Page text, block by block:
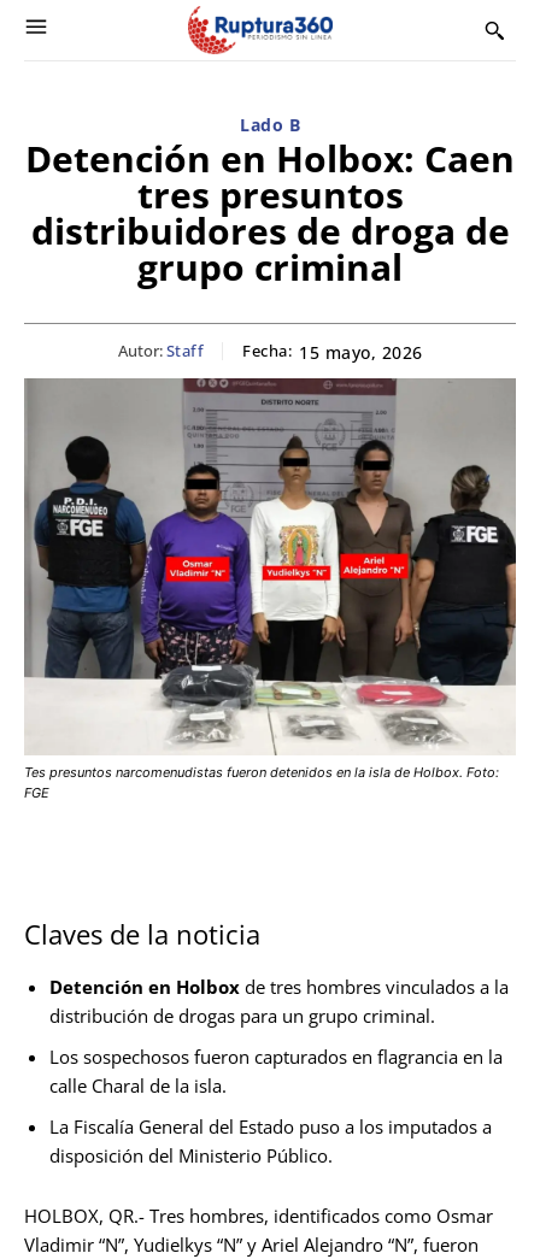
Lado B
Detención en Holbox: Caen
tres presuntos
distribuidores de droga de
grupo criminal
Autor:Staff Fecha: 15 mayo, 2026
Tes presuntos narcomenudistas fueron detenidos en la isla de Holbox. Foto:
FGE
Claves de la noticia
Detención en Holbox de tres hombres vinculados a la
distribución de drogas para un grupo criminal.
Los sospechosos fueron capturados en flagrancia en la
calle Charal de la isla.
La Fiscalía General del Estado puso a los imputados a
disposición del Ministerio Público.
HOLBOX, QR.- Tres hombres, identificados como Osmar
Vladimir “N”, Yudielkys “N” y Ariel Alejandro “N”, fueron